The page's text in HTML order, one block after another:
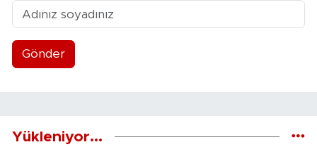
Gönder
Yükleniyor...